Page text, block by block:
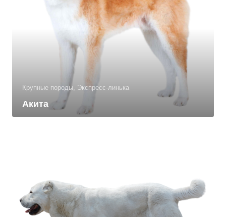
Крупные породы, Экспресс-линька
Акита